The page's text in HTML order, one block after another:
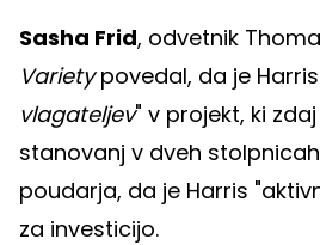
Sasha Frid, odvetnik
Varietypovedal, da je
vlagateljev" v projekt, ki
stanovanj v dveh
poudarja, da je Harris
za investicijo.